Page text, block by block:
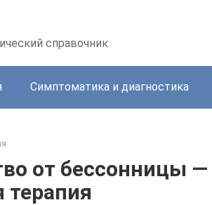
справочник
Симптоматика и диагностика
от бессонницы —
терапия